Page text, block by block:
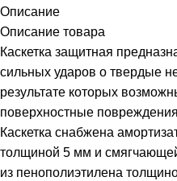
Описание
Описание товара
Каскетка защитная
сильных ударов о твердые
результате которых
поверхностные
Каскетка снабжена
толщиной 5 мм и
из пенополиэтилена